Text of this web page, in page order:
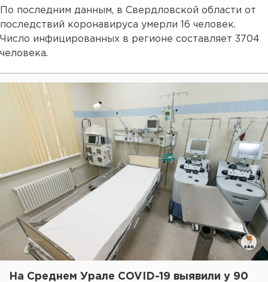
По последним данным, в Свердловской области от
последствий коронавируса умерли 16 человек.
Число инфицированных в регионе составляет 3704
человека.
На Среднем Урале COVID-19 выявили у 90